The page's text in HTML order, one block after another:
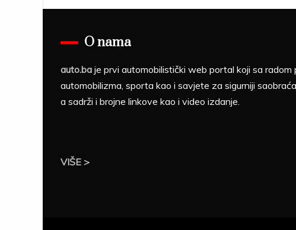
O nama
auto.ba je prvi automobilistički web portal koji sa
automobilizma, sporta kao i savjete za sigurniji
a sadrži i brojne linkove kao i video izdanje.
VIŠE >